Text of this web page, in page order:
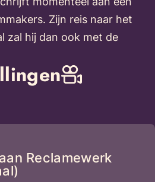
Zijn reis naar het
zal hij dan ook met de
Reclamewerk